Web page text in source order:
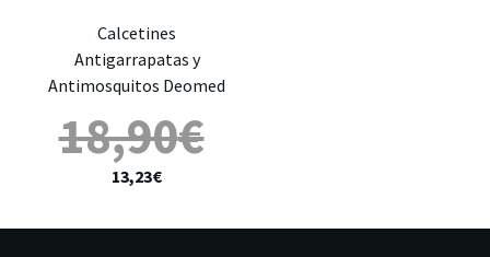
Calcetines
Antigarrapatas y
Antimosquitos Deomed
18,90€
13,23€